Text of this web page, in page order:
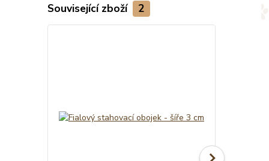
Související zboží 2